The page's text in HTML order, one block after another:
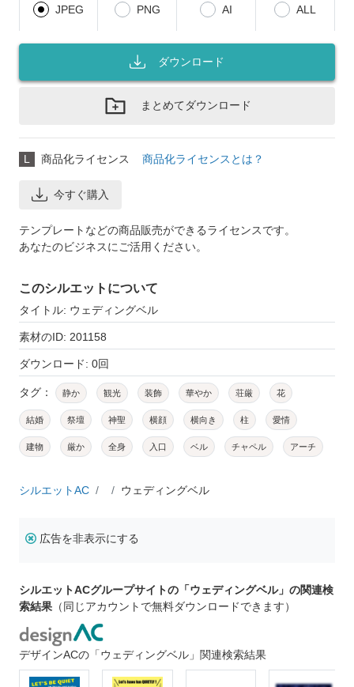
JPEG PNG AI ALL
ダウンロード
まとめてダウンロード
L 商品化ライセンス 商品化ライセンスとは？
今すぐ購入
テンプレートなどの商品販売ができるライセンスです。
あなたのビジネスにご活用ください。
このシルエットについて
タイトル: ウェディングベル
素材のID: 201158
ダウンロード: 0回
タグ： 静か 観光 装飾 華やか 荘厳 花
結婚 祭壇 神聖 横顔 横向き 柱 愛情
建物 厳か 全身 入口 ベル チャペル アーチ
シルエットAC ウェディングベル
広告を非表示にする
シルエットACグループサイトの「ウェディングベル」の関連検
索結果 （同じアカウントで無料ダウンロードできます）
デザインACの「ウェディングベル」関連検索結果